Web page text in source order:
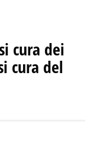
cura dei
cura del